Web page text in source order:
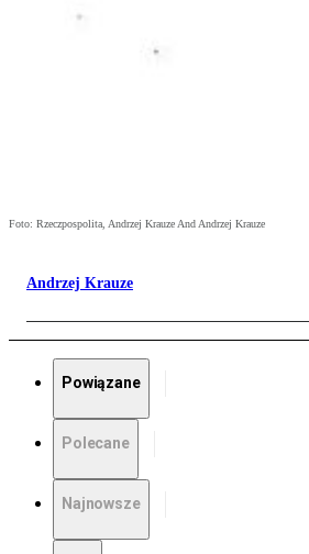
Foto: Rzeczpospolita, Andrzej Krauze And Andrzej Krauze
Andrzej Krauze
Powiązane
Polecane
Najnowsze